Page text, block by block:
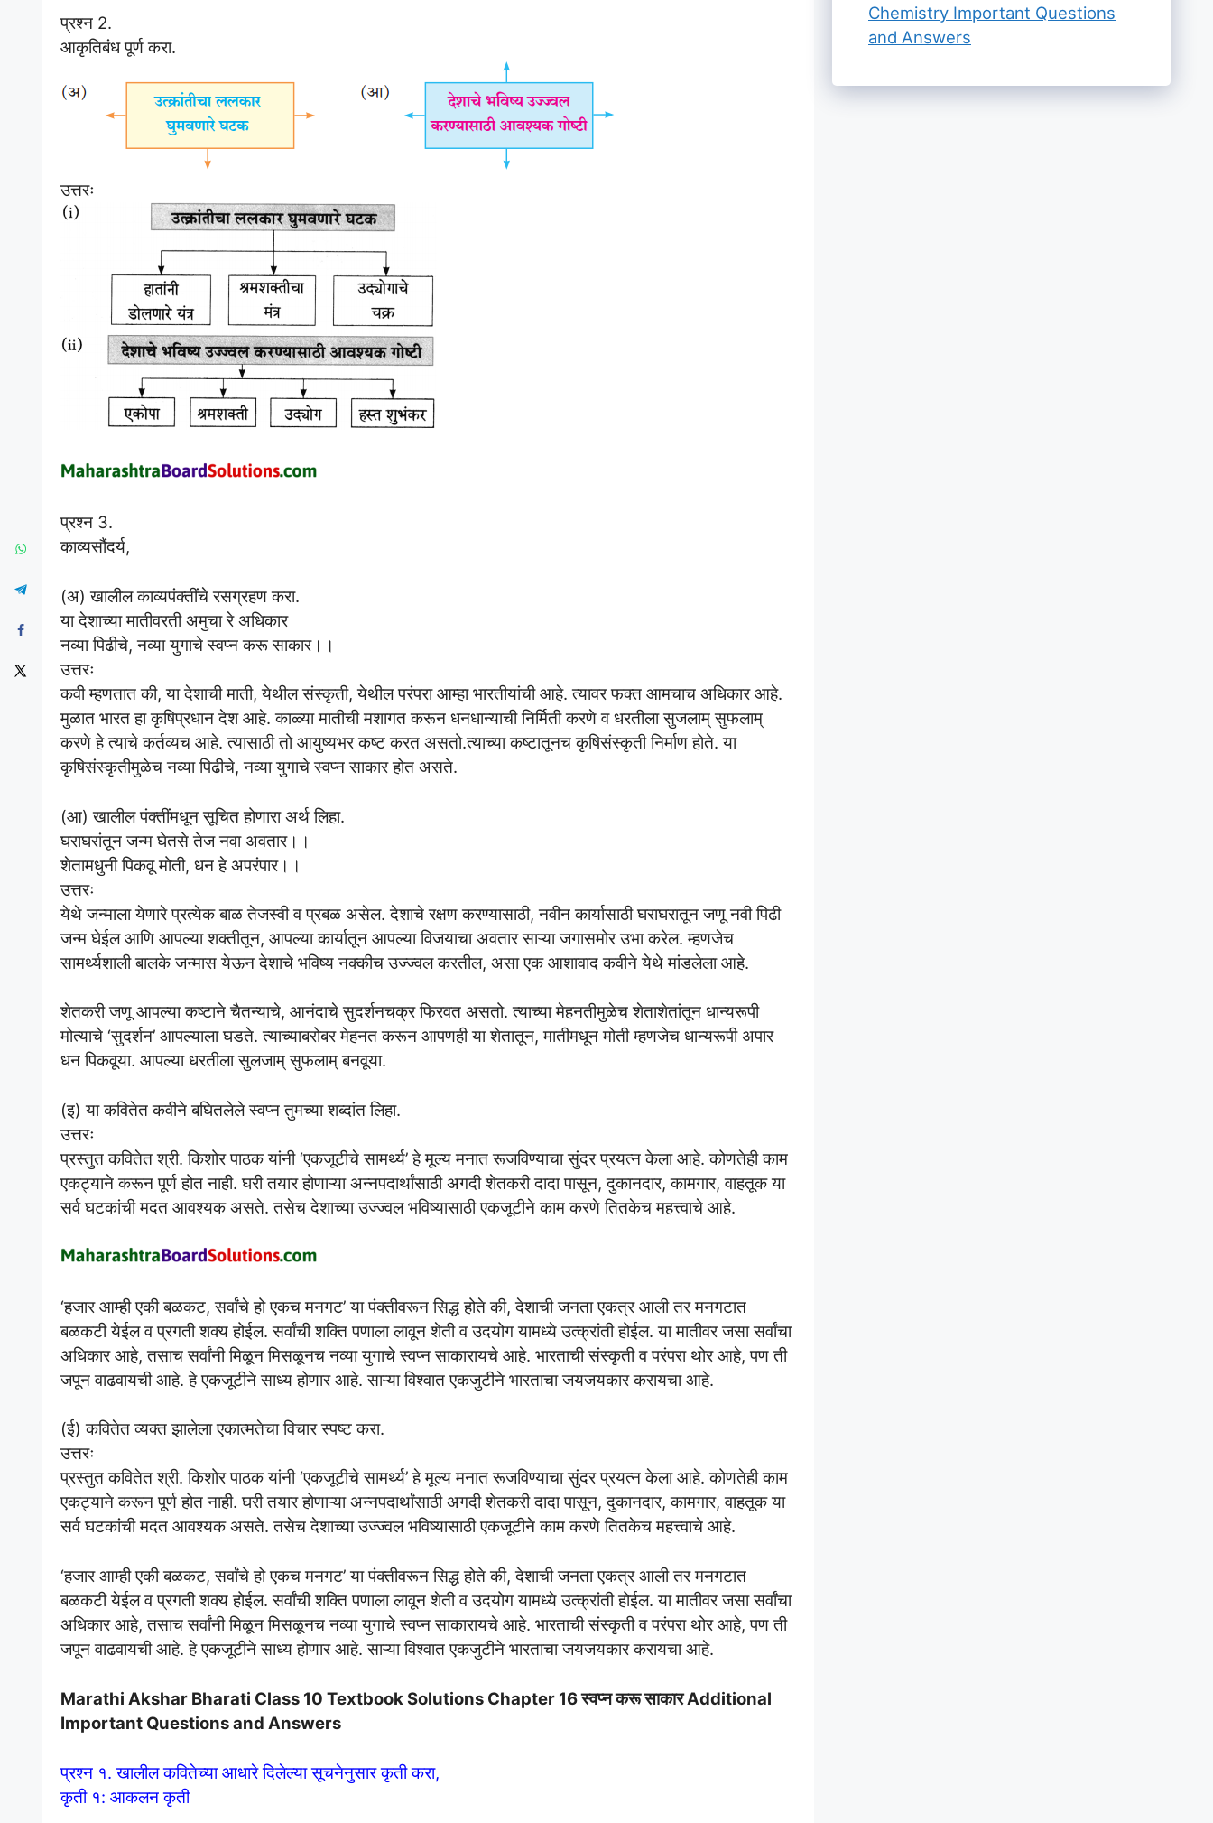
प्रश्न 2.
आकृतिबंध पूर्ण करा.
उत्तरः
प्रश्न 3.
काव्यसौंदर्य,
(अ) खालील काव्यपंक्तींचे रसग्रहण करा.
या देशाच्या मातीवरती अमुचा रे अधिकार
नव्या पिढीचे, नव्या युगाचे स्वप्न करू साकार।।
उत्तरः
कवी म्हणतात की, या देशाची माती, येथील संस्कृती, येथील परंपरा आम्हा भारतीयांची आहे. त्यावर फक्त आमचाच अधिकार आहे.
मुळात भारत हा कृषिप्रधान देश आहे. काळ्या मातीची मशागत करून धनधान्याची निर्मिती करणे व धरतीला सुजलाम् सुफलाम्
करणे हे त्याचे कर्तव्यच आहे. त्यासाठी तो आयुष्यभर कष्ट करत असतो.त्याच्या कष्टातूनच कृषिसंस्कृती निर्माण होते. या
कृषिसंस्कृतीमुळेच नव्या पिढीचे, नव्या युगाचे स्वप्न साकार होत असते.
(आ) खालील पंक्तींमधून सूचित होणारा अर्थ लिहा.
घराघरांतून जन्म घेतसे तेज नवा अवतार।।
शेतामधुनी पिकवू मोती, धन हे अपरंपार।।
उत्तरः
येथे जन्माला येणारे प्रत्येक बाळ तेजस्वी व प्रबळ असेल. देशाचे रक्षण करण्यासाठी, नवीन कार्यासाठी घराघरातून जणू नवी पिढी
जन्म घेईल आणि आपल्या शक्तीतून, आपल्या कार्यातून आपल्या विजयाचा अवतार साऱ्या जगासमोर उभा करेल. म्हणजेच
सामर्थ्यशाली बालके जन्मास येऊन देशाचे भविष्य नक्कीच उज्ज्वल करतील, असा एक आशावाद कवीने येथे मांडलेला आहे.
शेतकरी जणू आपल्या कष्टाने चैतन्याचे, आनंदाचे सुदर्शनचक्र फिरवत असतो. त्याच्या मेहनतीमुळेच शेताशेतांतून धान्यरूपी
मोत्याचे ‘सुदर्शन’ आपल्याला घडते. त्याच्याबरोबर मेहनत करून आपणही या शेतातून, मातीमधून मोती म्हणजेच धान्यरूपी अपार
धन पिकवूया. आपल्या धरतीला सुलजाम् सुफलाम् बनवूया.
(इ) या कवितेत कवीने बघितलेले स्वप्न तुमच्या शब्दांत लिहा.
उत्तरः
प्रस्तुत कवितेत श्री. किशोर पाठक यांनी ‘एकजूटीचे सामर्थ्य’ हे मूल्य मनात रूजविण्याचा सुंदर प्रयत्न केला आहे. कोणतेही काम
एकट्याने करून पूर्ण होत नाही. घरी तयार होणाऱ्या अन्नपदार्थांसाठी अगदी शेतकरी दादा पासून, दुकानदार, कामगार, वाहतूक या
सर्व घटकांची मदत आवश्यक असते. तसेच देशाच्या उज्ज्वल भविष्यासाठी एकजूटीने काम करणे तितकेच महत्त्वाचे आहे.
‘हजार आम्ही एकी बळकट, सर्वांचे हो एकच मनगट’ या पंक्तीवरून सिद्ध होते की, देशाची जनता एकत्र आली तर मनगटात
बळकटी येईल व प्रगती शक्य होईल. सर्वांची शक्ति पणाला लावून शेती व उदयोग यामध्ये उत्क्रांती होईल. या मातीवर जसा सर्वांचा
अधिकार आहे, तसाच सर्वांनी मिळून मिसळूनच नव्या युगाचे स्वप्न साकारायचे आहे. भारताची संस्कृती व परंपरा थोर आहे, पण ती
जपून वाढवायची आहे. हे एकजूटीने साध्य होणार आहे. साऱ्या विश्वात एकजुटीने भारताचा जयजयकार करायचा आहे.
(ई) कवितेत व्यक्त झालेला एकात्मतेचा विचार स्पष्ट करा.
उत्तरः
प्रस्तुत कवितेत श्री. किशोर पाठक यांनी ‘एकजूटीचे सामर्थ्य’ हे मूल्य मनात रूजविण्याचा सुंदर प्रयत्न केला आहे. कोणतेही काम
एकट्याने करून पूर्ण होत नाही. घरी तयार होणाऱ्या अन्नपदार्थांसाठी अगदी शेतकरी दादा पासून, दुकानदार, कामगार, वाहतूक या
सर्व घटकांची मदत आवश्यक असते. तसेच देशाच्या उज्ज्वल भविष्यासाठी एकजूटीने काम करणे तितकेच महत्त्वाचे आहे.
‘हजार आम्ही एकी बळकट, सर्वांचे हो एकच मनगट’ या पंक्तीवरून सिद्ध होते की, देशाची जनता एकत्र आली तर मनगटात
बळकटी येईल व प्रगती शक्य होईल. सर्वांची शक्ति पणाला लावून शेती व उदयोग यामध्ये उत्क्रांती होईल. या मातीवर जसा सर्वांचा
अधिकार आहे, तसाच सर्वांनी मिळून मिसळूनच नव्या युगाचे स्वप्न साकारायचे आहे. भारताची संस्कृती व परंपरा थोर आहे, पण ती
जपून वाढवायची आहे. हे एकजूटीने साध्य होणार आहे. साऱ्या विश्वात एकजुटीने भारताचा जयजयकार करायचा आहे.
Marathi Akshar Bharati Class 10 Textbook Solutions Chapter 16 स्वप्न करू साकार Additional
Important Questions and Answers
प्रश्न १. खालील कवितेच्या आधारे दिलेल्या सूचनेनुसार कृती करा,
कृती १: आकलन कृती
Chemistry Important Questions
and Answers